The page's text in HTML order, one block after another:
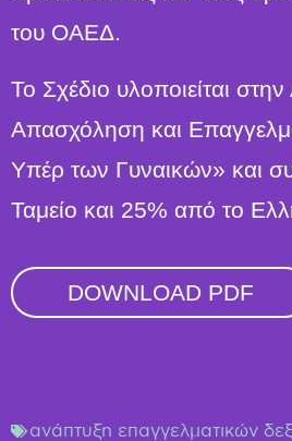
του ΟΑΕΔ.
Το Σχέδιο υλοποιείται
Απασχόληση και
Υπέρ των Γυναικών» και
Ταμείο και 25% από το
DOWNLOAD PDF
ανάπτυξη επαγγελματικών